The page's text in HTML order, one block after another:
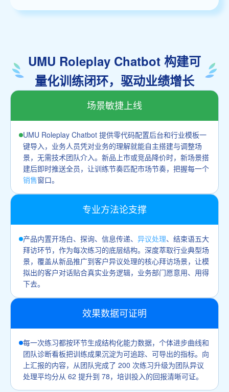
UMU Roleplay Chatbot 构建可
量化训练闭环，驱动业绩增长
场景敏捷上线
UMU Roleplay Chatbot 提供零代码配置后台和行业模板一
键导入，业务人员凭对业务的理解就能自主搭建与调整场
景，无需技术团队介入。新品上市或竞品降价时，新场景搭
建后即时推送全员，让训练节奏匹配市场节奏，把握每一个
销售窗口。
专业方法论支撑
产品内置开场白、探询、信息传递、 异议处理、结束语五大
拜访环节，作为每次练习的底层结构。深度萃取行业典型场
景，覆盖从新品推广到客户异议处理的核心拜访场景，让模
拟出的客户对话贴合真实业务逻辑，业务部门愿意用、用得
下去。
效果数据可证明
每一次练习都按环节生成结构化能力数据，个体进步曲线和
团队诊断看板把训练成果沉淀为可追踪、可导出的指标。向
上汇报的内容，从团队完成了 200 次练习升级为团队异议
处理平均分从 62 提升到 78，培训投入的回报清晰可证。